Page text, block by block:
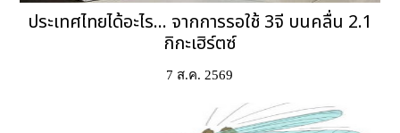
ประเทศไทยได้อะไร... จากการรอใช้ 3จี บนคลื่น 2.1
กิกะเฮิร์ตซ์
7 ส.ค. 2569